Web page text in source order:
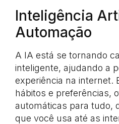
Inteligência
Automação
A IA está se tornando
inteligente, ajudando a
experiência na internet.
hábitos e preferências,
automáticas para tudo,
que você usa até as